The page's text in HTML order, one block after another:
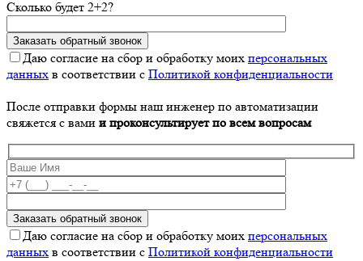
Сколько будет 2+2?
Даю согласие на сбор и обработку моих персональных
данных в соответствии с Политикой конфиденциальности
После отправки формы наш инженер по автоматизации
свяжется с вами и проконсультирует по всем вопросам
Даю согласие на сбор и обработку моих персональных
данных в соответствии с Политикой конфиденциальности